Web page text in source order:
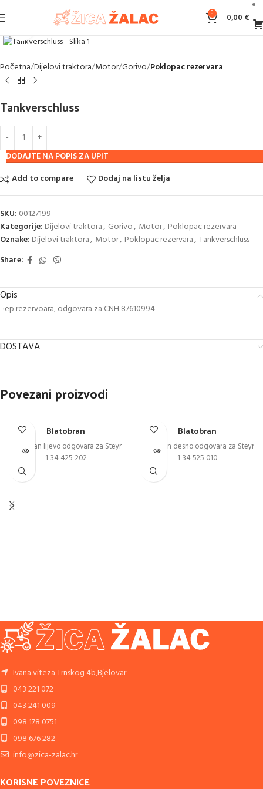
0 0,00 €
Klikni za povećanje
Početna Dijelovi traktora Motor Gorivo Poklopac rezervara
Tankverschluss
DODAJTE NA POPIS ZA UPIT
Add to compare
Dodaj na listu želja
SKU: 00127199
Kategorije: Dijelovi traktora, Gorivo, Motor, Poklopac rezervara
Oznake: Dijelovi traktora, Motor, Poklopac rezervara, Tankverschluss
Share:
Opis
¬ep rezervoara, odgovara za CNH 87610994
DOSTAVA
Povezani proizvodi
Blatobran
Blatobran lijevo odgovara za Steyr
1-34-425-202
Blatobran
Blatobran desno odgovara za Steyr
1-34-525-010
Ivana viteza Trnskog 4b,Bjelovar
043 221 072
043 241 009
098 178 0751
098 676 282
info@zica-zalac.hr
KORISNE POVEZNICE